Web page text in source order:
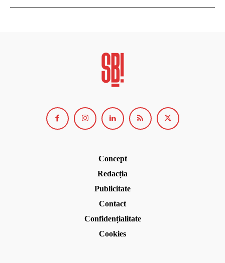
Concept
Redacția
Publicitate
Contact
Confidențialitate
Cookies